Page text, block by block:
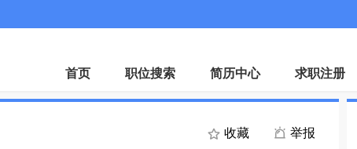
首页 职位搜索 简历中心 求职注册
收藏 举报